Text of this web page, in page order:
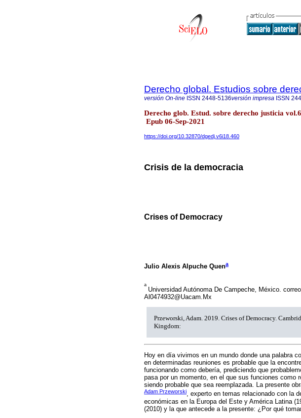
Derecho global. Estudios sobre
versión On-line ISSN 2448-5136versión impresa ISSN
Derecho glob. Estud. sobre derecho justicia
Epub 06-Sep-2021
https://doi.org/10.32870/dgedj.v6i18.460
Crisis de la democracia
Crises of Democracy
Julio Alexis Alpuche Quena
a
Universidad Autónoma De Campeche, México.
Al0474932@Uacam.Mx
Przeworski, Adam. 2019. Crises of Democracy.
Kingdom:
Hoy en día vivimos en un mundo donde una palabra
en determinadas reuniones es probable que la
funcionando como debería, prediciendo que
pasa por un momento, en el que sus funciones como
siendo probable que sea reemplazada. La presente
Adam Przeworski, experto en temas relacionado con la
económicas en la Europa del Este y América Latina
(2010) y la que antecede a la presente: ¿Por qué